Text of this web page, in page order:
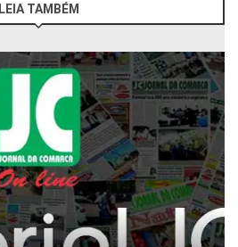
LEIA TAMBÉM